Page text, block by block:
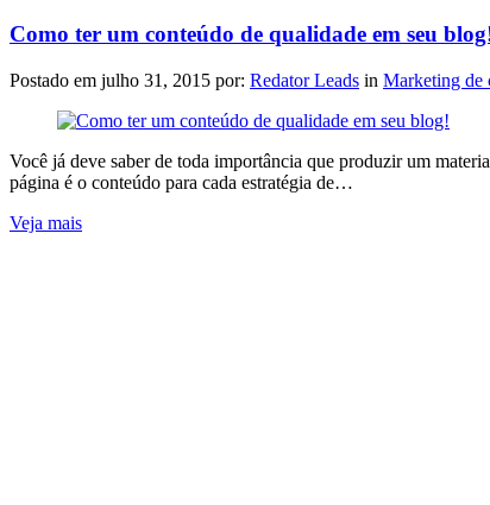
Como ter um conteúdo de qualidade em seu
Postado em julho 31, 2015 por: Redator Leads in Marketing de
Você já deve saber de toda importância que produzir um
página é o conteúdo para cada estratégia de…
Veja mais